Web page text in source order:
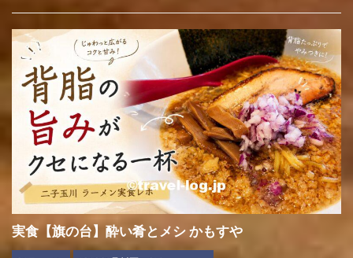
実食【旗の台】酔い肴とメシ かもすや